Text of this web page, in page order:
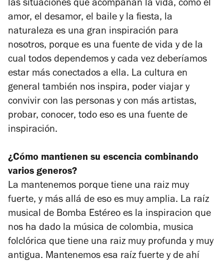
las situaciones que acompañan la vida, como el
amor, el desamor, el baile y la fiesta, la
naturaleza es una gran inspiración para
nosotros, porque es una fuente de vida y de la
cual todos dependemos y cada vez deberíamos
estar más conectados a ella. La cultura en
general también nos inspira, poder viajar y
convivir con las personas y con más artistas,
probar, conocer, todo eso es una fuente de
inspiración.
¿Cómo mantienen su escencia combinando
varios generos?
La mantenemos porque tiene una raiz muy
fuerte, y más allá de eso es muy amplia. La raíz
musical de Bomba Estéreo es la inspiracion que
nos ha dado la música de colombia, musica
folclórica que tiene una raiz muy profunda y muy
antigua. Mantenemos esa raíz fuerte y de ahí